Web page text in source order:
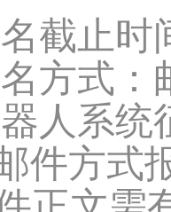
名截止时
名方式
人系统
件方式